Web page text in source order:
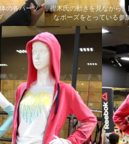
の各パーツ
樫木氏の動きを見ながら
なポーズをとっている参